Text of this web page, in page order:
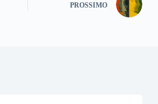
PROSSIMO